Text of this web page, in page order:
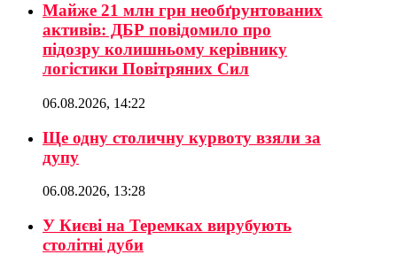
Майже 21 млн грн необґрунтованих
активів: ДБР повідомило про
підозру колишньому керівнику
логістики Повітряних Сил
06.08.2026, 14:22
Ще одну столичну курвоту взяли за
дупу
06.08.2026, 13:28
У Києві на Теремках вирубують
столітні дуби